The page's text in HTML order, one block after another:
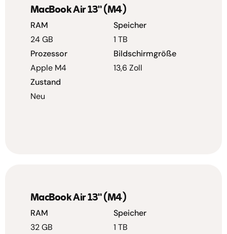
MacBook Air 13" (M4)
RAM
24 GB
Speicher
1 TB
Prozessor
Apple M4
Bildschirmgröße
13,6 Zoll
Zustand
Neu
MacBook Air 13" (M4)
RAM
32 GB
Speicher
1 TB